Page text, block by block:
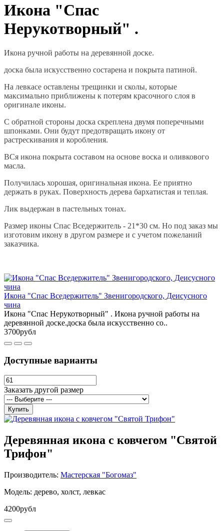
Икона "Спас
Нерукотворный" .
Икона ручной работы на деревянной доске.
доска была искусственно состарена и покрыта патиной.
На левкасе оставлены трещинки и сколы, которые
максимально приближены к потерям красочного слоя в
оригинале иконы.
С обратной стороны доска скреплена двумя поперечными
шпонками. Они будут предотвращать икону от
растрескивания и коробления.
ВСя икона покрыта составом на основе воска и оливкового
масла.
Получилась хорошая, оригинальная икона. Ее приятно
держать в руках. Поверхность дерева бархатистая и теплая.
Лик выдержан в пастельных тонах.
Размер иконы Спас Вседержитель - 21*30 см. Но под заказ мы
изготовим икону в другом размере и с учетом пожеланий
заказчика.
Икона "Спас Вседержитель" Звенигородского, Деисусного
чина
Икона "Спас Нерукотворный" . Икона ручной работы на
деревянной доске.доска была искусственно со..
3700рубл
Доступные варианты
Заказать другой размер
Купить
Деревянная икона с ковчегом "Святой
Трифон"
Производитель: Мастерская "Богомаз"
Модель: дерево, холст, левкас
4200рубл